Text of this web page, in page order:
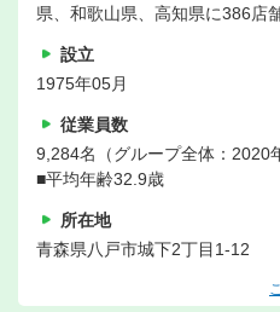
県、和歌山県、高知県に386店
設立
1975年05月
従業員数
9,284名（グループ全体：2020
■平均年齢32.9歳
所在地
青森県八戸市城下2丁目1-12